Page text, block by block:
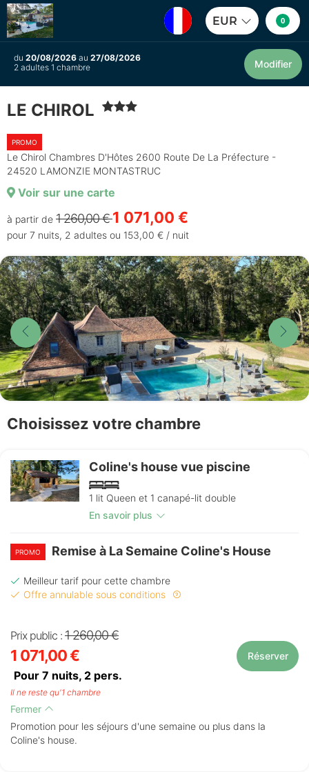
EUR 0
du 20/08/2026 au 27/08/2026
2 adultes 1 chambre
Modifier
LE CHIROL
PROMO
Le Chirol Chambres D'Hôtes 2600 Route De La Préfecture -
24520 LAMONZIE MONTASTRUC
Voir sur une carte
à partir de 1 260,00 €1 071,00 €
pour 7 nuits, 2 adultes ou 153,00 € / nuit
Choisissez votre chambre
Coline's house vue piscine
1 lit Queen et 1 canapé-lit double
En savoir plus
PROMO Remise à La Semaine Coline's House
Meilleur tarif pour cette chambre
Offre annulable sous conditions
Prix public : 1 260,00 €
1 071,00 €
Pour 7 nuits, 2 pers.
Réserver
Il ne reste qu'1 chambre
Fermer
Promotion pour les séjours d'une semaine ou plus dans la
Coline's house.